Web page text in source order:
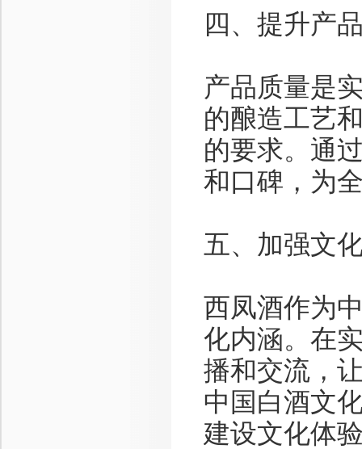
四、提升产
产品质量是
的酿造工艺
的要求。通
和口碑，为
五、加强文
西凤酒作为
化内涵。在
播和交流，
中国白酒文
建设文化体